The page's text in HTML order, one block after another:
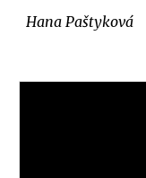
Hana Paštyková